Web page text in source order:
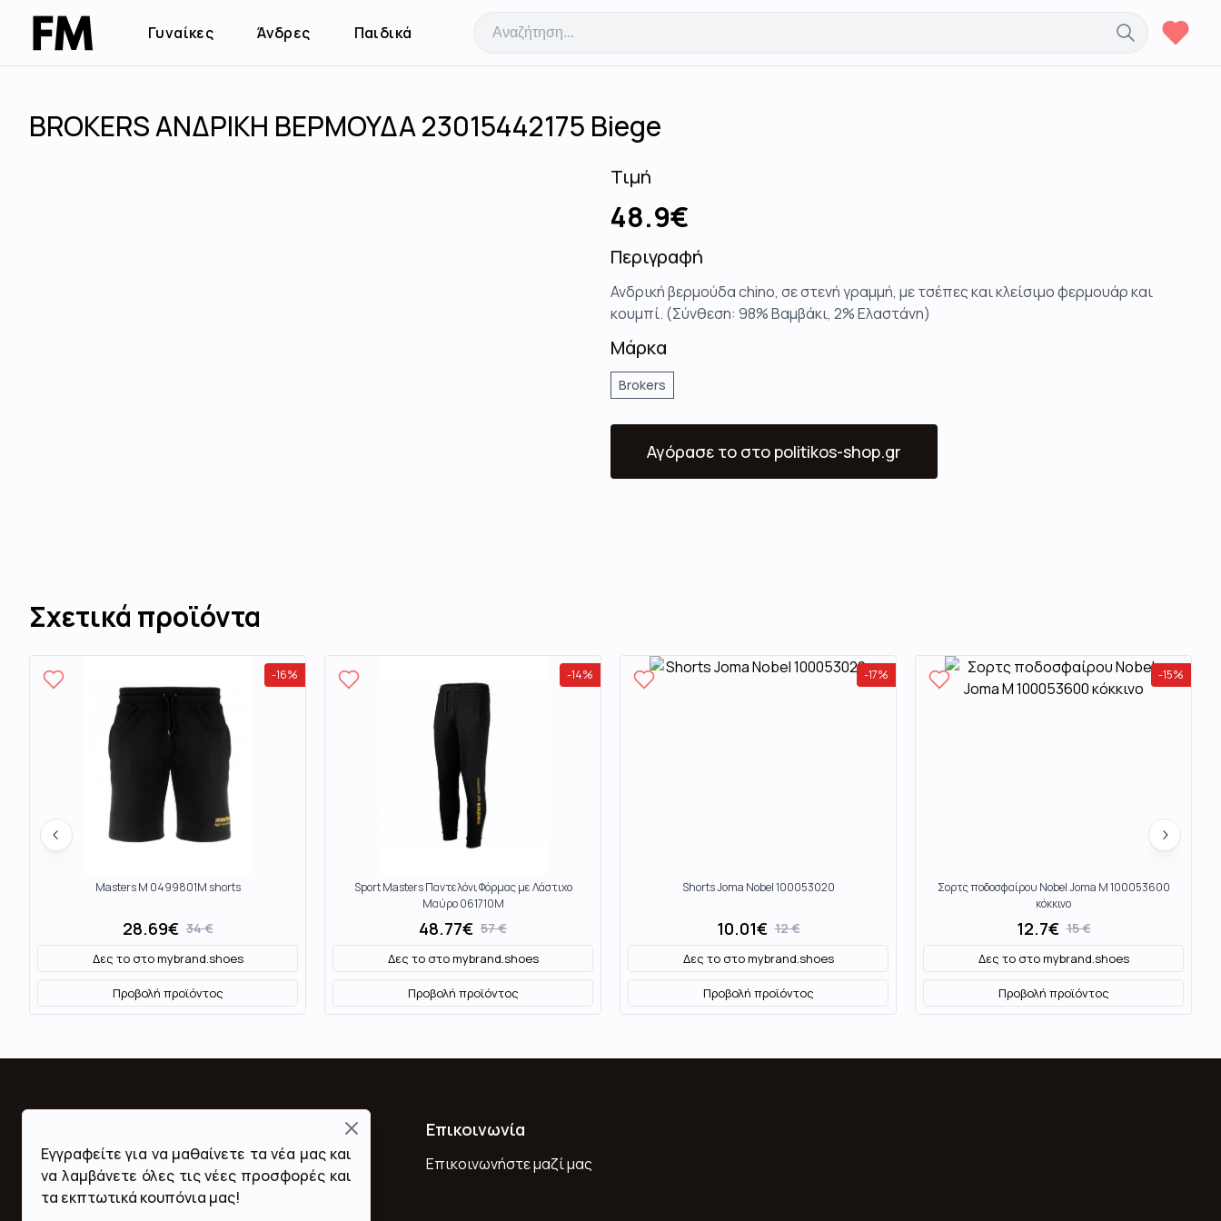
Close
Εγγραφείτε για να μαθαίνετε τα νέα μας και
να λαμβάνετε όλες τις νέες προσφορές και
τα εκπτωτικά κουπόνια μας!
Γυναίκες Άνδρες Παιδικά
BROKERS ΑΝΔΡΙΚΗ ΒΕΡΜΟΥΔΑ 23015442175 Biege
Τιμή
48.9€
Περιγραφή
Ανδρική βερμούδα chino, σε στενή γραμμή, με τσέπες και κλείσιμο φερμουάρ και
κουμπί. (Σύνθεση: 98% Βαμβάκι, 2% Ελαστάνη)
Μάρκα
Brokers
Αγόρασε το στο politikos-shop.gr
Σχετικά προϊόντα
-16%
Masters M 0499801M shorts
28.69€ 34€
Δες το στοmybrand.shoes
Προβολή προϊόντος
-14%
Sport Masters Παντελόνι Φόρμας με Λάστιχο
Μαύρο 061710M
48.77€ 57€
Δες το στοmybrand.shoes
Προβολή προϊόντος
-17%
Shorts Joma Nobel 100053020
10.01€ 12€
Δες το στοmybrand.shoes
Προβολή προϊόντος
-15%
Σορτς ποδοσφαίρου Nobel Joma M 100053600
κόκκινο
12.7€ 15€
Δες το στοmybrand.shoes
Προβολή προϊόντος
Ποιοι Είμαστε
Όροι Χρήσης & Προϋποθέσεις
Επικοινωνία
Επικοινωνήστε μαζί μας